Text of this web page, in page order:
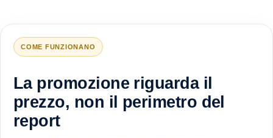
COME FUNZIONANO
La promozione riguarda il
prezzo, non il perimetro del
report